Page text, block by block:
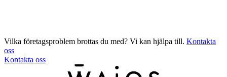
Vilka företagsproblem brottas du med? Vi kan hjälpa till. Kontakta
oss
Kontakta oss